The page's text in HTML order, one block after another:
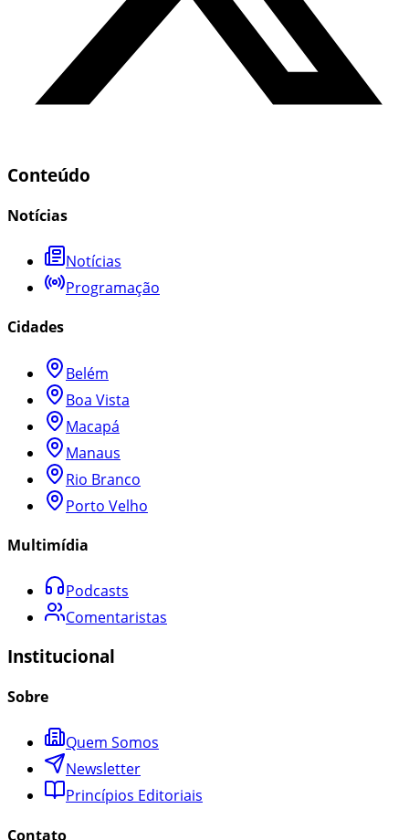
Conteúdo
Notícias
Notícias
Programação
Cidades
Belém
Boa Vista
Macapá
Manaus
Rio Branco
Porto Velho
Multimídia
Podcasts
Comentaristas
Institucional
Sobre
Quem Somos
Newsletter
Princípios Editoriais
Contato